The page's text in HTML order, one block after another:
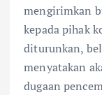
mengirimkan
kepada pihak
diturunkan,
menyatakan
dugaan